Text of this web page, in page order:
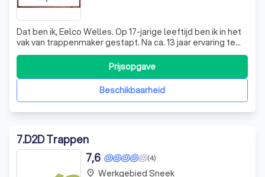
Dat ben ik, Eelco Welles. Op 17-jarige leeftijd ben ik in het
vak van trappenmaker gestapt. Na ca. 13 jaar ervaring te
hebben opgedaan bij diverse hout- en trapspecialisten
was ik op zoek naar een nieuwe uitdaging. Het starten van
een eigen bedrijf voelde als een logische volgende stap.
Beschikbaarheid
Prijsopgave
7.D2D Trappen
(4)
7,6
place Werkgebied Sneek